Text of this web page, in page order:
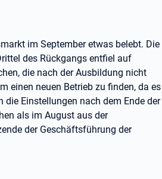
im September etwas belebt. Die
des Rückgangs entfiel auf
die nach der Ausbildung nicht
einen neuen Betrieb zu finden, da es
Einstellungen nach dem Ende der
als im August aus der
der Geschäftsführung der